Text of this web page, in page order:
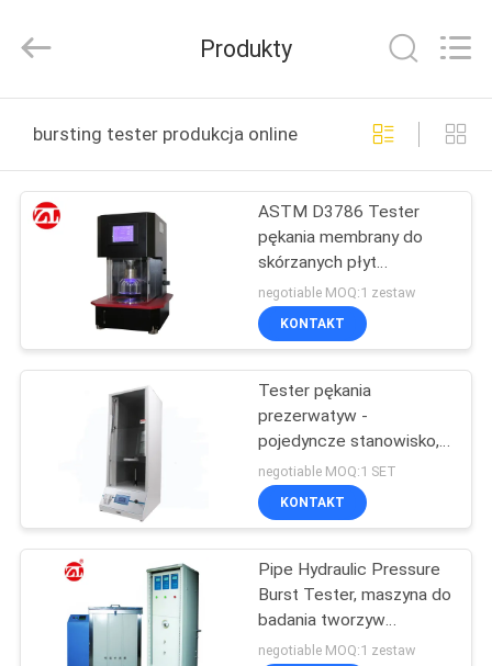
PRODUKTY
NAS
WYCIECZKA
FABRYCE
KONTROLA
JAKOŚCI
Technology
Rights
Produkty
bursting tester produkcja online
ASTM D3786 Tester
pękania membrany do
skórzanych płyt
kartonowych
negotiable MOQ:1 zestaw
KONTAKT
Tester pękania
prezerwatyw -
pojedyncze stanowisko,
zgodny z GB7544,
ASTM, ISO
negotiable MOQ:1 SET
KONTAKT
Pipe Hydraulic Pressure
Burst Tester, maszyna do
badania tworzyw
sztucznych
negotiable MOQ:1 zestaw